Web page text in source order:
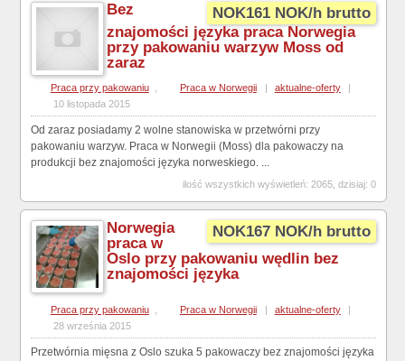
NOK161 NOK/h brutto
Bez
znajomości języka praca Norwegia
przy pakowaniu warzyw Moss od
zaraz
Praca przy pakowaniu Praca w Norwegii | aktualne-oferty
|
10 listopada 2015
Od zaraz posiadamy 2 wolne stanowiska w przetwórni przy
pakowaniu warzyw. Praca w Norwegii (Moss) dla pakowaczy na
produkcji bez znajomości języka norweskiego. ...
ilość wszystkich wyświetleń: 2065, dzisiaj: 0
NOK167 NOK/h brutto
Norwegia
praca w
Oslo przy pakowaniu wędlin bez
znajomości języka
Praca przy pakowaniu , Praca w Norwegii aktualne-oferty
28 września 2015
Przetwórnia mięsna z Oslo szuka 5 pakowaczy bez znajomości języka